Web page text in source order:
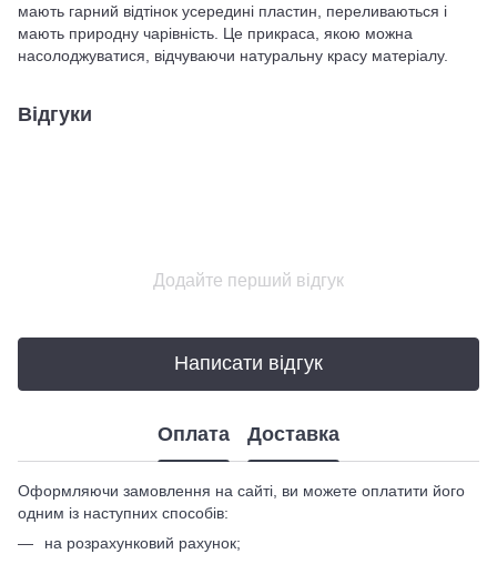
мають гарний відтінок усередині пластин, переливаються і
мають природну чарівність. Це прикраса, якою можна
насолоджуватися, відчуваючи натуральну красу матеріалу.
Відгуки
Додайте перший відгук
Написати відгук
Оплата Доставка
Оформляючи замовлення на сайті, ви можете оплатити його
одним із наступних способів:
на розрахунковий рахунок;